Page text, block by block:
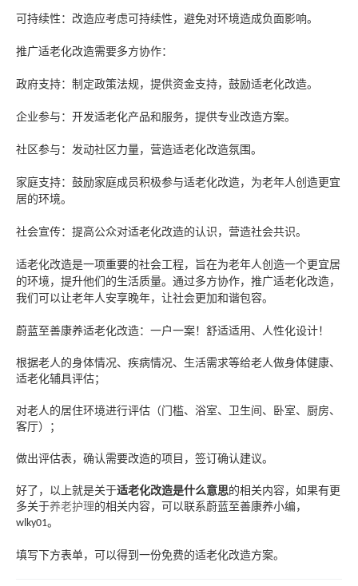
可持续性：改造应考虑可持续性，避免对环境造成负面影响。
推广适老化改造需要多方协作：
政府支持：制定政策法规，提供资金支持，鼓励适老化改造。
企业参与：开发适老化产品和服务，提供专业改造方案。
社区参与：发动社区力量，营造适老化改造氛围。
家庭支持：鼓励家庭成员积极参与适老化改造，为老年人创造更宜
居的环境。
社会宣传：提高公众对适老化改造的认识，营造社会共识。
适老化改造是一项重要的社会工程，旨在为老年人创造一个更宜居
的环境，提升他们的生活质量。通过多方协作，推广适老化改造，
我们可以让老年人安享晚年，让社会更加和谐包容。
蔚蓝至善康养适老化改造：一户一案！舒适适用、人性化设计！
根据老人的身体情况、疾病情况、生活需求等给老人做身体健康、
适老化辅具评估；
对老人的居住环境进行评估（门槛、浴室、卫生间、卧室、厨房、
客厅）；
做出评估表，确认需要改造的项目，签订确认建议。
好了，以上就是关于适老化改造是什么意思的相关内容，如果有更
多关于养老护理的相关内容，可以联系蔚蓝至善康养小编，
wlky01。
填写下方表单，可以得到一份免费的适老化改造方案。